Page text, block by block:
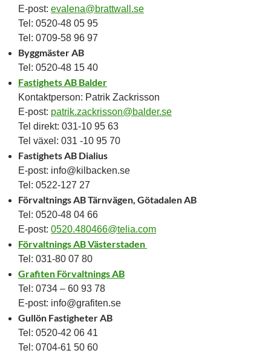
E-post: evalena@brattwall.se
Tel: 0520-48 05 95
Tel: 0709-58 96 97
Byggmäster AB
Tel: 0520-48 15 40
Fastighets AB Balder
Kontaktperson: Patrik Zackrisson
E-post: patrik.zackrisson@balder.se
Tel direkt: 031-10 95 63
Tel växel: 031 -10 95 70
Fastighets AB Dialius
E-post: info@kilbacken.se
Tel: 0522-127 27
Förvaltnings AB Tärnvägen, Götadalen AB
Tel: 0520-48 04 66
E-post: 0520.480466@telia.com
Förvaltnings AB Västerstaden
Tel: 031-80 07 80
Grafiten Förvaltnings AB
Tel: 0734 – 60 93 78
E-post: info@grafiten.se
Gullön Fastigheter AB
Tel: 0520-42 06 41
Tel: 0704-61 50 60